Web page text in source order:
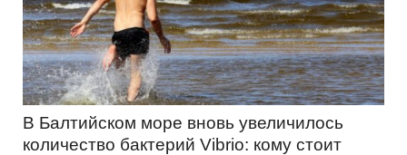
В Балтийском море вновь увеличилось
количество бактерий Vibrio: кому стоит